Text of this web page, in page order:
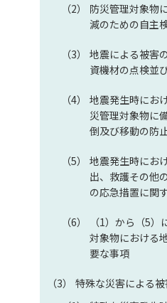
防災管理対象物
減のための自主
地震による被害
資機材の点検並
地震発生時にお
災管理対象物に
倒及び移動の防
地震発生時にお
出、救護その他
の応急措置に関
（1）から（5
対象物における
要な事項
特殊な災害による